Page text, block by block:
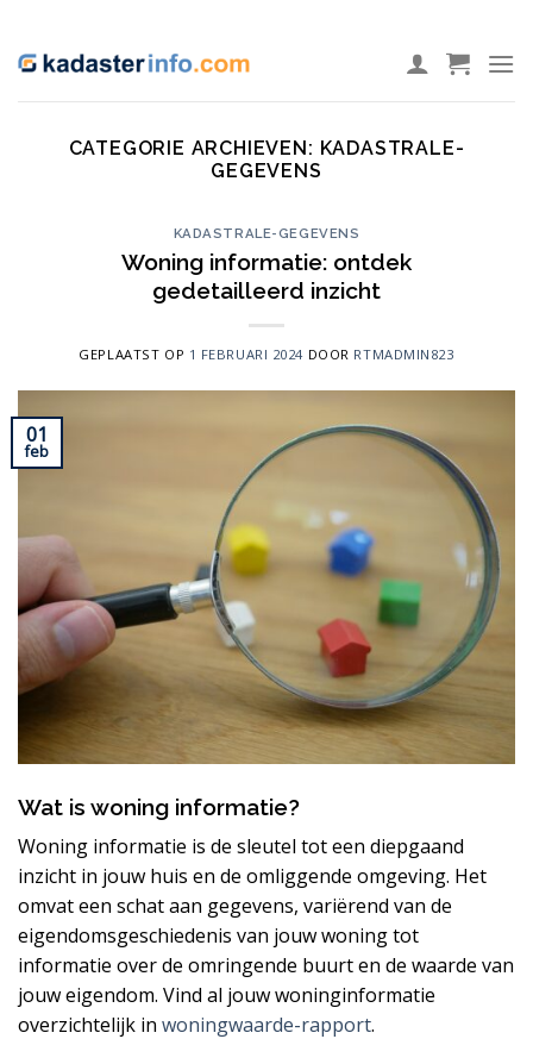
inhoud
CATEGORIE ARCHIEVEN: KADASTRALE-
GEGEVENS
KADASTRALE-GEGEVENS
Woning informatie: ontdek
gedetailleerd inzicht
GEPLAATST OP 1 FEBRUARI 2024 DOOR RTMADMIN823
01
feb
Wat is woning informatie?
Woning informatie is de sleutel tot een diepgaand
inzicht in jouw huis en de omliggende omgeving. Het
omvat een schat aan gegevens, variërend van de
eigendomsgeschiedenis van jouw woning tot
informatie over de omringende buurt en de waarde van
jouw eigendom. Vind al jouw woninginformatie
overzichtelijk in woningwaarde-rapport.